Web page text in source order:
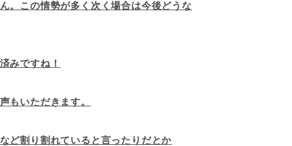
。この情勢が多く次く場合は今後どうな
みですね！
もいただきます。
ど割り割れていると言ったりだとか